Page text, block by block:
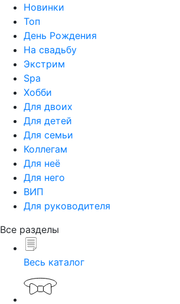
Новинки
Топ
День Рождения
На свадьбу
Экстрим
Spa
Хобби
Для двоих
Для детей
Для семьи
Коллегам
Для неё
Для него
ВИП
Для руководителя
Все разделы
Весь каталог